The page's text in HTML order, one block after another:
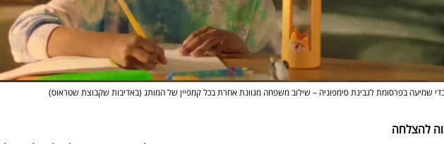
שמיעה בפרסומת לגבינת סימפוניה – שילוב משפחה מגוונת אחרת בכל קמפיין של המותג (באדיבות שקבוצת שטראוס)
להצלחה